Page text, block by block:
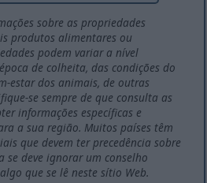
sobre as propriedades
produtos alimentares ou
podem variar a nível
de colheita, das condições do
estar dos animais, de outras
se sempre de que consulta as
informações específicas e
a sua região. Muitos países têm
que devem ter precedência sobre
se deve ignorar um conselho
que se lê neste sítio Web.